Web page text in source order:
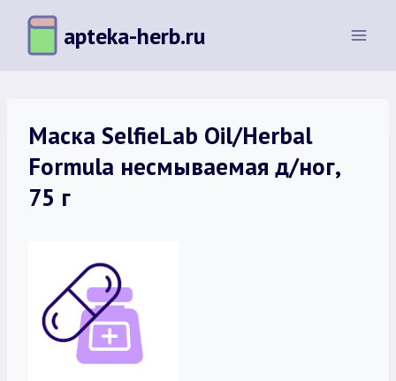
Перейти
содержимому
apteka-herb.ru
Маска SelfieLab Oil/Herbal
Formula несмываемая д/ног,
75 г